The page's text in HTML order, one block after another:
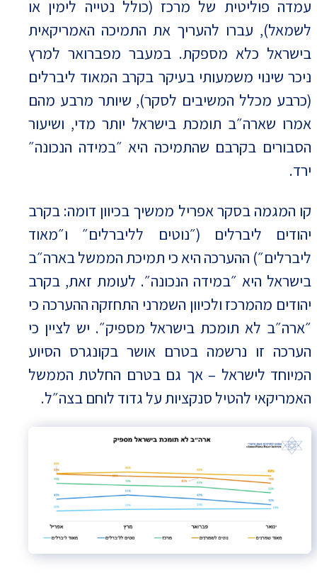
עמדה פוליטית של מרכז (כולל נטייה לימין או
לשמאל), עברו להעריך את התמיכה האמריקאית
בישראל כלא מספקת. במעבר מפברואר למרץ
ניכר שינוי משמעותי בעיקר בקרב המאוד ליברלים
(כרבע מכלל המשיבים לסקר), שיותר מרבע מהם
אמרו שארה״ב תומכת בישראל יותר מדי, ושיעור
הסבורים בקרבם שהתמיכה היא ״במידה הנכונה״
ירד.
קו המגמה בסקר אפריל ממשיך בכיוון דומה: בקרב
יהודים ליברלים (״נוטים לליברלים״ ו״מאוד
ליברלים״) ההערכה היא כי תמיכת הממשל בארה״ב
בישראל היא ״במידה הנכונה״. לעומת זאת, בקרב
יהודים מהמרכז ולכיוון השמרני התחזקה ההערכה כי
״ארה״ב לא תומכת בישראל מספיק״. יש לציין כי
הערכה זו נרשמה בטרם אושר בקונגרס הסיוע
המיוחד לישראל – אך גם בטרם החלטת הממשל
האמריקאי להטיל סנקציות על גדוד לוחם בצה״ל.